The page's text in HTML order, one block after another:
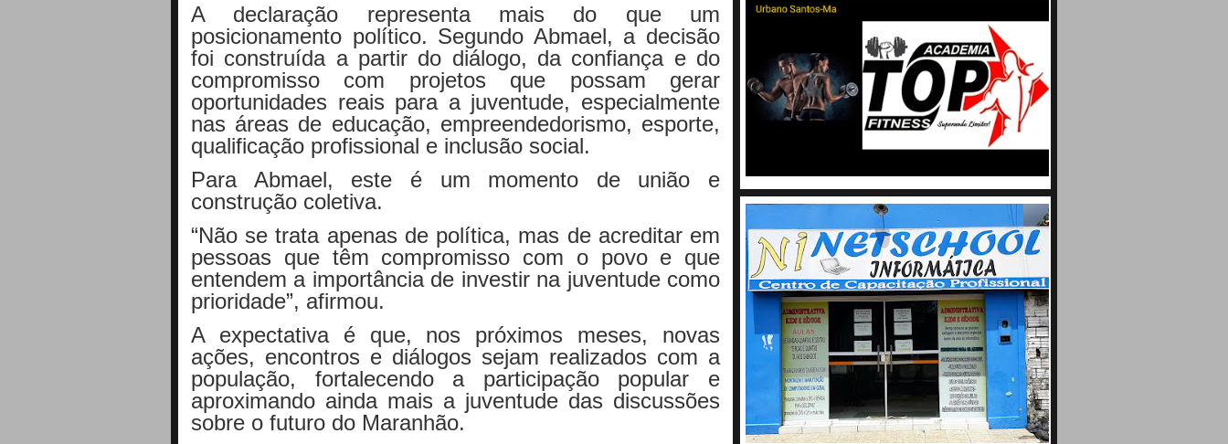
A declaração representa mais do que um
posicionamento político. Segundo Abmael, a decisão
foi construída a partir do diálogo, da confiança e do
compromisso com projetos que possam gerar
oportunidades reais para a juventude, especialmente
nas áreas de educação, empreendedorismo, esporte,
qualificação profissional e inclusão social.
Para Abmael, este é um momento de união e
construção coletiva.
“Não se trata apenas de política, mas de acreditar em
pessoas que têm compromisso com o povo e que
entendem a importância de investir na juventude como
prioridade”, afirmou.
A expectativa é que, nos próximos meses, novas
ações, encontros e diálogos sejam realizados com a
população, fortalecendo a participação popular e
aproximando ainda mais a juventude das discussões
sobre o futuro do Maranhão.